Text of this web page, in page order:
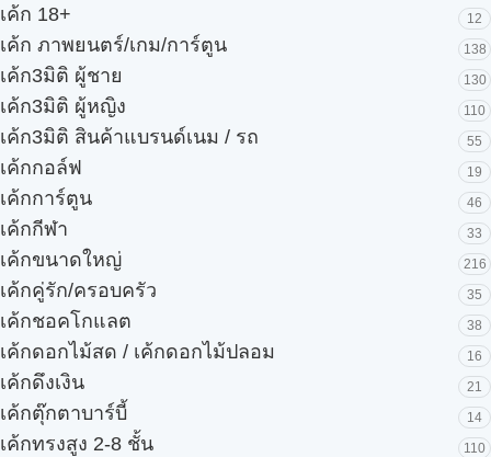
เค้ก 18+ 12
เค้ก ภาพยนตร์/เกม/การ์ตูน 138
เค้ก3มิติ ผู้ชาย 130
เค้ก3มิติ ผู้หญิง 110
เค้ก3มิติ สินค้าแบรนด์เนม / รถ 55
เค้กกอล์ฟ 19
เค้กการ์ตูน 46
เค้กกีฬา 33
เค้กขนาดใหญ่ 216
เค้กคู่รัก/ครอบครัว 35
เค้กชอคโกแลต 38
เค้กดอกไม้สด / เค้กดอกไม้ปลอม 16
เค้กดึงเงิน 21
เค้กตุ๊กตาบาร์บี้ 14
เค้กทรงสูง 2-8 ชั้น 110